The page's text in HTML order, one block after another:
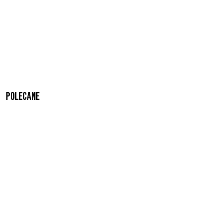
Polecane